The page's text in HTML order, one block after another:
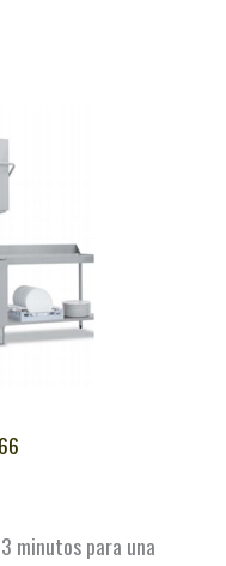
minutos para una